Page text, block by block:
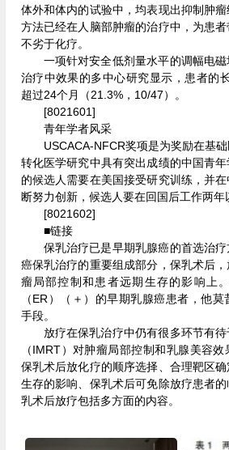
体外和体内的试验中，均表现出抑制肿
方法已经在人脑部肿瘤的治疗中，为患
不劣于化疗。
一项针对安全低剂量水平的调幅电
治疗中效果的多中心研究显示，患者的
超过24个月（21.3%，10/47）。
[8021601]
青年学者风采
USCACA-NFCR奖项是为奖励在基
转化医学研究中具有突出成绩的中国青
的候选人需要在美国接受研究训练，并
断努力创新，候选人要在回国后工作两年
[8021602]
■链接
保乳治疗已是早期乳腺癌的首选治
癌保乳治疗的重要组成部分，保乳术后
瘤局部控制和患者远期生存的影响上
（ER）（＋）的早期乳腺癌患者，他
手段。
放疗在保乳治疗中仍有很多环节有
（IMRT）对肿瘤局部控制和乳腺美容效
保乳术后放化疗的顺序选择、合理靶区
生存的影响、保乳术后可免除放疗患者
乳术后放疗包括多方面的内容。